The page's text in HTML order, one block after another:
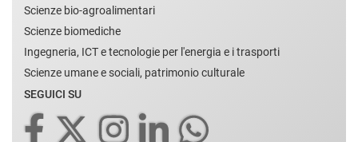
Scienze bio-agroalimentari
Scienze biomediche
Ingegneria, ICT e tecnologie per l'energia e i trasporti
Scienze umane e sociali, patrimonio culturale
SEGUICI SU